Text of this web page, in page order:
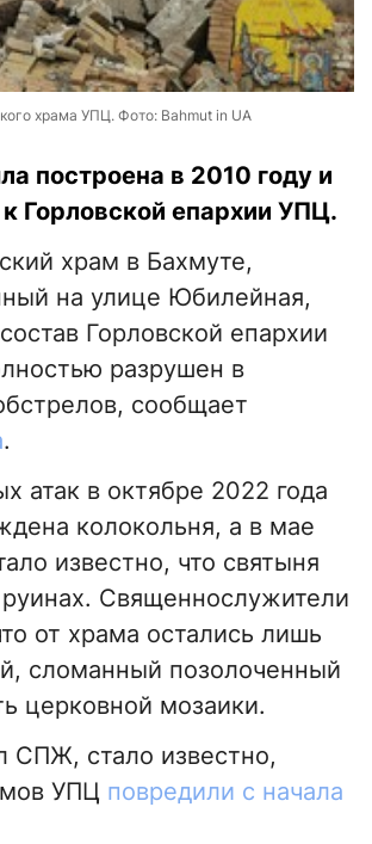
храма УПЦ. Фото: Bahmut in UA
построена в 2010 году и
Горловской епархии УПЦ.
храм в Бахмуте,
на улице Юбилейная,
Горловской епархии
разрушен в
сообщает
.
атак в октябре 2022 года
колокольня, а в мае
известно, что святыня
руинах. Священнослужители
от храма остались лишь
сломанный позолоченный
церковной мозаики.
СПЖ, стало известно,
УПЦ повредили с начала